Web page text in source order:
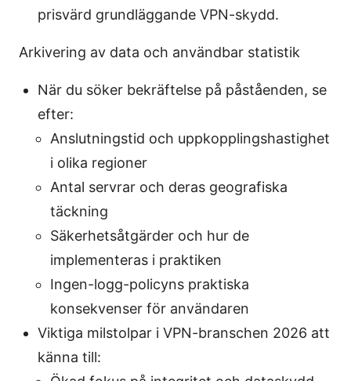
prisvärd grundläggande VPN-skydd.
Arkivering av data och användbar statistik
När du söker bekräftelse på påståenden, se
efter:
Anslutningstid och uppkopplingshastighet
i olika regioner
Antal servrar och deras geografiska
täckning
Säkerhetsåtgärder och hur de
implementeras i praktiken
Ingen-logg-policyns praktiska
konsekvenser för användaren
Viktiga milstolpar i VPN-branschen 2026 att
känna till: